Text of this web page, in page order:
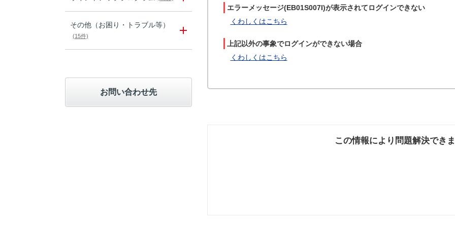
その他（お困り・トラブル等）
(15件)
お問い合わせ先
エラーメッセージ(EB01S007I)が表示されてログインできない
くわしくはこちら
上記以外の事象でログインができない場合
くわしくはこちら
この情報により問題解決でき